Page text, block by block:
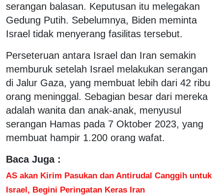
serangan balasan. Keputusan itu melegakan
Gedung Putih. Sebelumnya, Biden meminta
Israel tidak menyerang fasilitas tersebut.
Perseteruan antara Israel dan Iran semakin
memburuk setelah Israel melakukan serangan
di Jalur Gaza, yang membuat lebih dari 42 ribu
orang meninggal. Sebagian besar dari mereka
adalah wanita dan anak-anak, menyusul
serangan Hamas pada 7 Oktober 2023, yang
membuat hampir 1.200 orang wafat.
Baca Juga :
AS akan Kirim Pasukan dan Antirudal Canggih untuk
Israel, Begini Peringatan Keras Iran